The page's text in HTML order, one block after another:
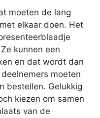
moeten de lang
elkaar doen. Het
kunnen een
en dat wordt dan
moeten
bestellen. Gelukkig
kiezen om samen
van de